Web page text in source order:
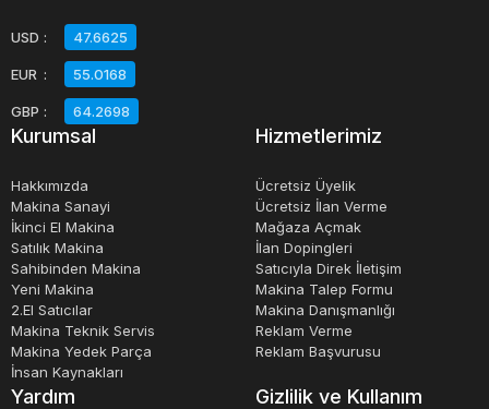
Kerpetenli ataşman: Kerpetenli yükleyici ataşmanları,
çeşitli malzemeleri kavramak ve taşımak için kullanılır.
Hidrolik kerpetenler, nesneleri güvenli bir şekilde kavrar
ve taşıma işlemlerini kolaylaştırır.
Çapa ataşmanı: Çapa ataşmanları, toprak düzleştirme ve
temizleme işlemleri için kullanılır. Yükleyicinin alt
kısmındaki özel çapalar sayesinde toprağı işleyerek ve
düzleştirerek işlem yapar.
Kürek ataşmanı: Bu tür ataşmanlar, yükleyicinin ön
kısmına takılan geniş bir kürek formundadır. İnşaat ve
USD : 47.6625
EUR : 55.0168
GBP : 64.2698
Kurumsal
Hakkımızda
Makina Sanayi
İkinci El Makina
Satılık Makina
Sahibinden Makina
Yeni Makina
2.El Satıcılar
Makina Teknik Servis
Makina Yedek Parça
İnsan Kaynakları
Hizmetlerimiz
Ücretsiz Üyelik
Ücretsiz İlan Verme
Mağaza Açmak
İlan Dopingleri
Satıcıyla Direk İletişim
Makina Talep Formu
Makina Danışmanlığı
Reklam Verme
Reklam Başvurusu
Yardım Gizlilik ve Kullanım